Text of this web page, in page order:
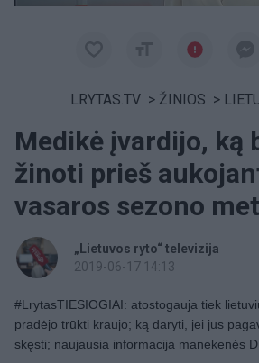
LRYTAS.TV > ŽINIOS >
Medikė įvardijo, ką
žinoti prieš
vasaros sezono
„Lietuvos ryto“ televizija
2019-06-17 14:13
#LrytasTIESIOGIAI: atostogauja tiek
pradėjo trūkti kraujo; ką daryti, jei jus
skęsti; naujausia informacija manekenės